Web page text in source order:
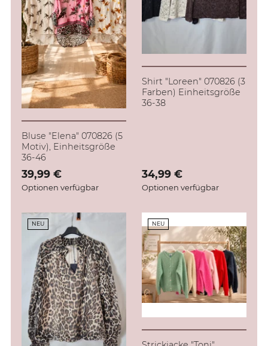
Bluse "Elena" 070826 (5
Motiv), Einheitsgröße
36-46
Verkaufspreis: 39,99 €
39,99 €
Optionen verfügbar
Shirt "Loreen" 070826 (3
Farben) Einheitsgröße
36-38
Verkaufspreis: 34,99 €
34,99 €
Optionen verfügbar
NEU NEU